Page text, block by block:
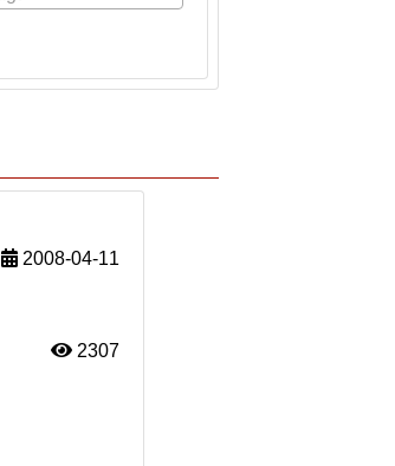
2008-04-11
2307